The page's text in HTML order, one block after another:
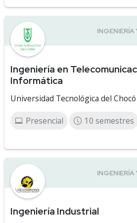
Ingeniería en
Informática
Universidad Tecnológica del Chocó
Presencial 10 semestres
Ingeniería Industrial